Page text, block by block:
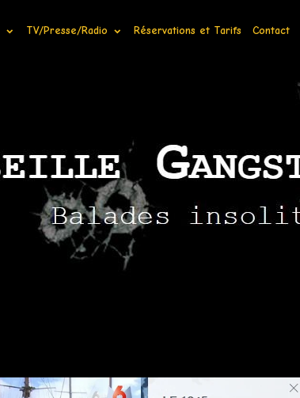
TV/Presse/Radio Réservations et Tarifs Contact